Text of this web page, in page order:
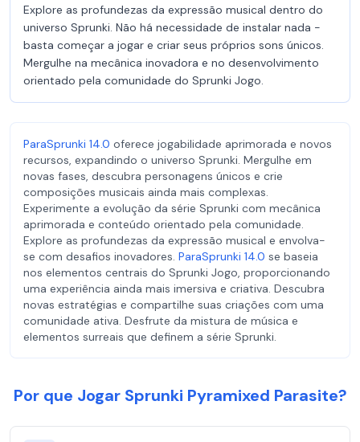
Explore as profundezas da expressão musical dentro do
universo Sprunki. Não há necessidade de instalar nada -
basta começar a jogar e criar seus próprios sons únicos.
Mergulhe na mecânica inovadora e no desenvolvimento
orientado pela comunidade do Sprunki Jogo.
ParaSprunki 14.0 oferece jogabilidade aprimorada e novos
recursos, expandindo o universo Sprunki. Mergulhe em
novas fases, descubra personagens únicos e crie
composições musicais ainda mais complexas.
Experimente a evolução da série Sprunki com mecânica
aprimorada e conteúdo orientado pela comunidade.
Explore as profundezas da expressão musical e envolva-
se com desafios inovadores. ParaSprunki 14.0 se baseia
nos elementos centrais do Sprunki Jogo, proporcionando
uma experiência ainda mais imersiva e criativa. Descubra
novas estratégias e compartilhe suas criações com uma
comunidade ativa. Desfrute da mistura de música e
elementos surreais que definem a série Sprunki.
Por que Jogar Sprunki Pyramixed Parasite?